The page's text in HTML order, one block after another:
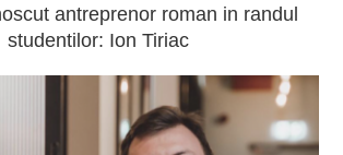
antreprenor roman in randul
studentilor: Ion Tiriac